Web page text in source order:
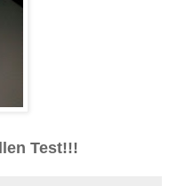
Test!!!